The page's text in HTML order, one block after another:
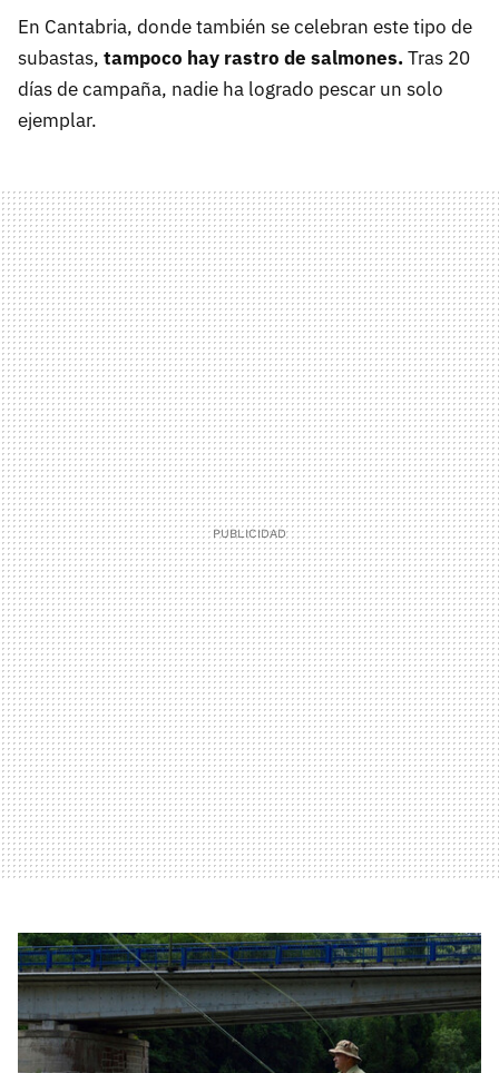
En Cantabria, donde también se celebran este tipo de
subastas, tampoco hay rastro de salmones.Tras 20
días de campaña, nadie ha logrado pescar un solo
ejemplar.